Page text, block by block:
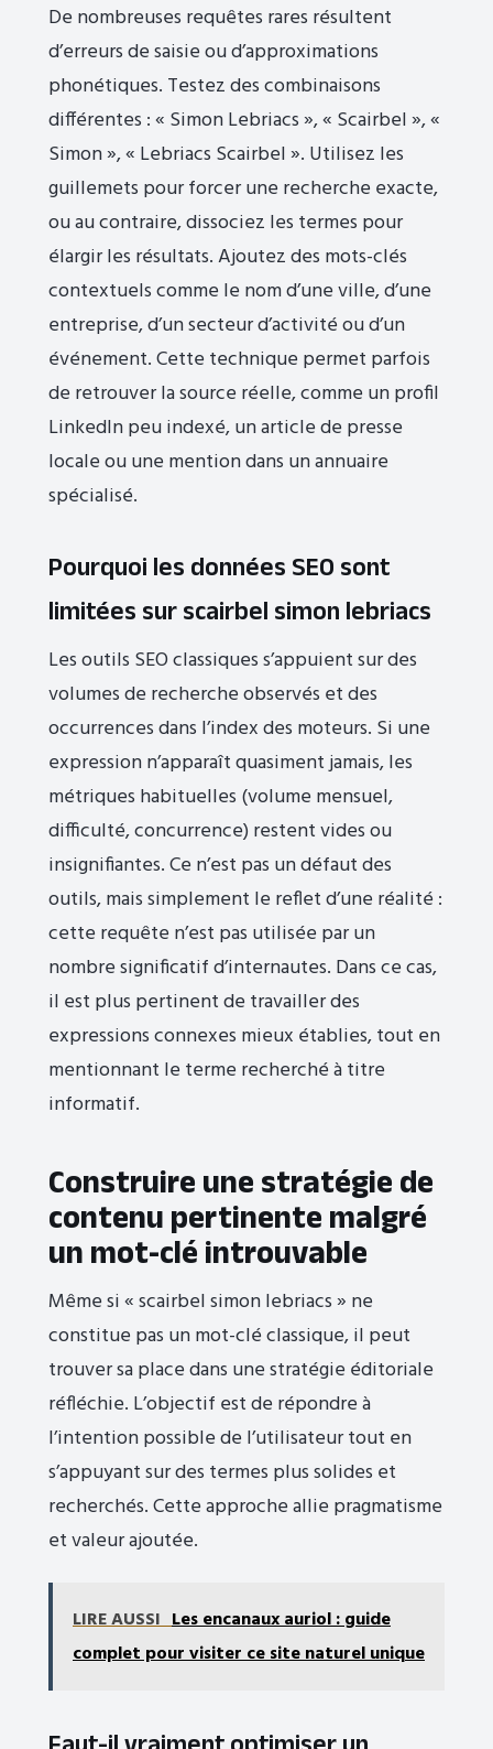
De nombreuses requêtes rares résultent
d’erreurs de saisie ou d’approximations
phonétiques. Testez des combinaisons
différentes : « Simon Lebriacs », « Scairbel », «
Simon », « Lebriacs Scairbel ». Utilisez les
guillemets pour forcer une recherche exacte,
ou au contraire, dissociez les termes pour
élargir les résultats. Ajoutez des mots-clés
contextuels comme le nom d’une ville, d’une
entreprise, d’un secteur d’activité ou d’un
événement. Cette technique permet parfois
de retrouver la source réelle, comme un profil
LinkedIn peu indexé, un article de presse
locale ou une mention dans un annuaire
spécialisé.
Pourquoi les données SEO sont
limitées sur scairbel simon lebriacs
Les outils SEO classiques s’appuient sur des
volumes de recherche observés et des
occurrences dans l’index des moteurs. Si une
expression n’apparaît quasiment jamais, les
métriques habituelles (volume mensuel,
difficulté, concurrence) restent vides ou
insignifiantes. Ce n’est pas un défaut des
outils, mais simplement le reflet d’une réalité :
cette requête n’est pas utilisée par un
nombre significatif d’internautes. Dans ce cas,
il est plus pertinent de travailler des
expressions connexes mieux établies, tout en
mentionnant le terme recherché à titre
informatif.
Construire une stratégie de
contenu pertinente malgré
un mot-clé introuvable
Même si « scairbel simon lebriacs » ne
constitue pas un mot-clé classique, il peut
trouver sa place dans une stratégie éditoriale
réfléchie. L’objectif est de répondre à
l’intention possible de l’utilisateur tout en
s’appuyant sur des termes plus solides et
recherchés. Cette approche allie pragmatisme
et valeur ajoutée.
LIRE AUSSI Les encanaux auriol : guide
complet pour visiter ce site naturel unique
Faut-il vraiment optimiser un